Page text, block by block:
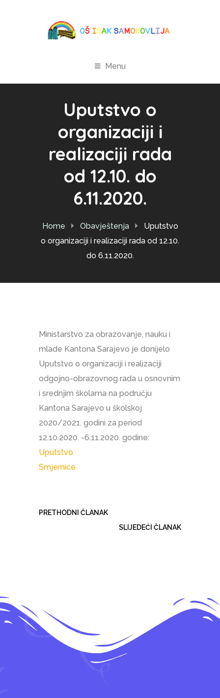
Menu
Uputstvo o
organizaciji i
realizaciji rada
od 12.10. do
6.11.2020.
Home Obavještenja
Uputstvo
o organizaciji i realizaciji rada od 12.10.
do 6.11.2020.
Ministarstvo za obrazovanje, nauku i
mlade Kantona Sarajevo je donijelo
Uputstvo o organizaciji i realizaciji
odgojno-obrazovnog rada u osnovnim
i srednjim školama na području
Kantona Sarajevo u školskoj
2020/2021. godini za period
12.10.2020. -6.11.2020. godine:
Uputstvo
Smjernice
PRETHODNI ČLANAK
SLIJEDEĆI ČLANAK